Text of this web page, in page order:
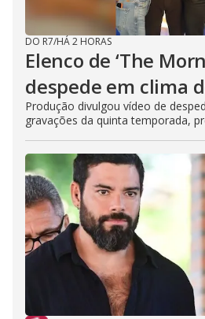
DO R7/HÁ 2 HORAS
Elenco de ‘The
despede em clima
Produção divulgou vídeo de
gravações da quinta temporada,